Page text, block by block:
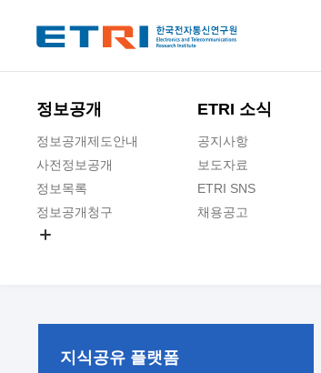
정보공개
정보공개제도안내
사전정보공개
정보목록
정보공개청구
ETRI 소식
공지사항
보도자료
ETRI SNS
채용공고
지식공유 플랫폼